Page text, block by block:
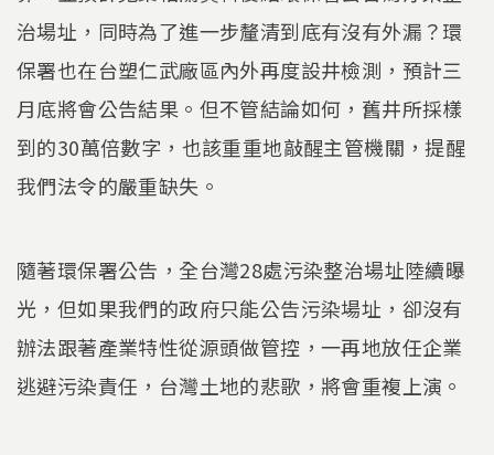
治場址，同時為了進一步釐清到底有沒有外漏？環
保署也在台塑仁武廠區內外再度設井檢測，預計三
月底將會公告結果。但不管結論如何，舊井所採樣
到的30萬倍數字，也該重重地敲醒主管機關，提醒
我們法令的嚴重缺失。
隨著環保署公告，全台灣28處污染整治場址陸續曝
光，但如果我們的政府只能公告污染場址，卻沒有
辦法跟著產業特性從源頭做管控，一再地放任企業
逃避污染責任，台灣土地的悲歌，將會重複上演。